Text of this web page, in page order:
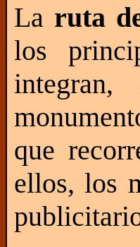
La ruta
los
que
ellos, los